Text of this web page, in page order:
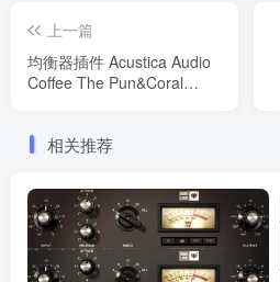
上一篇
均衡器插件 Acustica Audio
Coffee The Pun&Coral
相关推荐